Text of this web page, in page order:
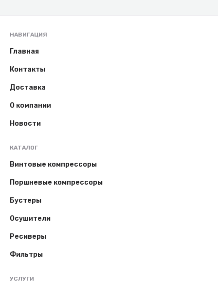
НАВИГАЦИЯ
Главная
Контакты
Доставка
О компании
Новости
КАТАЛОГ
Винтовые компрессоры
Поршневые компрессоры
Бустеры
Осушители
Ресиверы
Фильтры
УСЛУГИ